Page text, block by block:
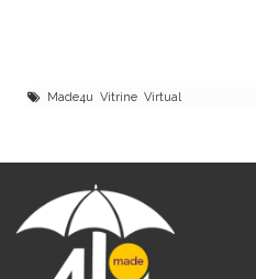
Made4u Vitrine Virtual